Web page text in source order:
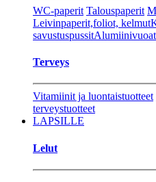
WC-paperit Talouspaperit
Leivinpaperit,foliot, kelmut
savustuspussitAlumiinivuoat
Terveys
Vitamiinit ja luontaistuotteet
terveystuotteet
LAPSILLE
Lelut